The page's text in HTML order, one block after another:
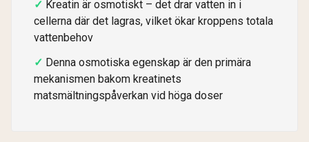
Kreatin är osmotiskt – det drar vatten in i
cellerna där det lagras, vilket ökar kroppens totala
vattenbehov
Denna osmotiska egenskap är den primära
mekanismen bakom kreatinets
matsmältningspåverkan vid höga doser